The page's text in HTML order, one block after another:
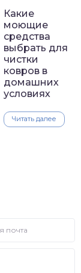
Какие
моющие
средства
выбрать для
чистки
ковров в
домашних
условиях
Читать далее